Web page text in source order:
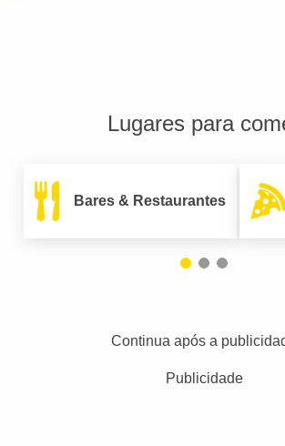
Lugares para
Bares & Restaurantes
Continua após a
Publicidade